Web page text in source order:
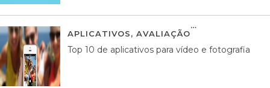
APLICATIVOS, AVALIAÇÃO
Top 10 de aplicativos para vídeo e fotografia